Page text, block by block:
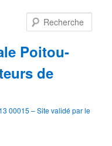
Poitou-
de
00015 – Site validé par le